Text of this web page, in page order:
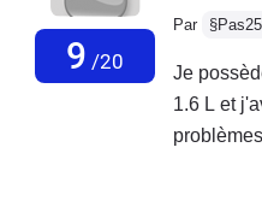
souffrances en me
9 /20
Par
Je
1.6 L et